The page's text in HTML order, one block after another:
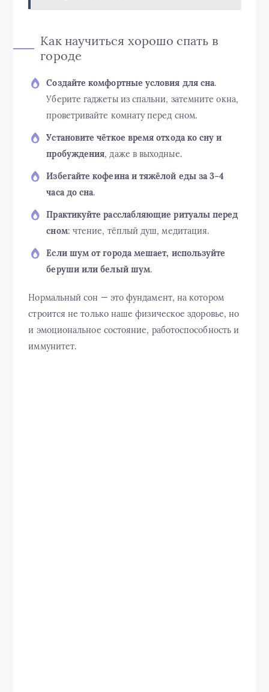
Как научиться хорошо спать в
городе
Создайте комфортные условия для сна.
Уберите гаджеты из спальни, затемните окна,
проветривайте комнату перед сном.
Установите чёткое время отхода ко сну и
пробуждения, даже в выходные.
Избегайте кофеина и тяжёлой еды за 3–4
часа до сна.
Практикуйте расслабляющие ритуалы перед
сном: чтение, тёплый душ, медитация.
Если шум от города мешает, используйте
беруши или белый шум.
Нормальный сон — это фундамент, на котором
строится не только наше физическое здоровье, но
и эмоциональное состояние, работоспособность и
иммунитет.